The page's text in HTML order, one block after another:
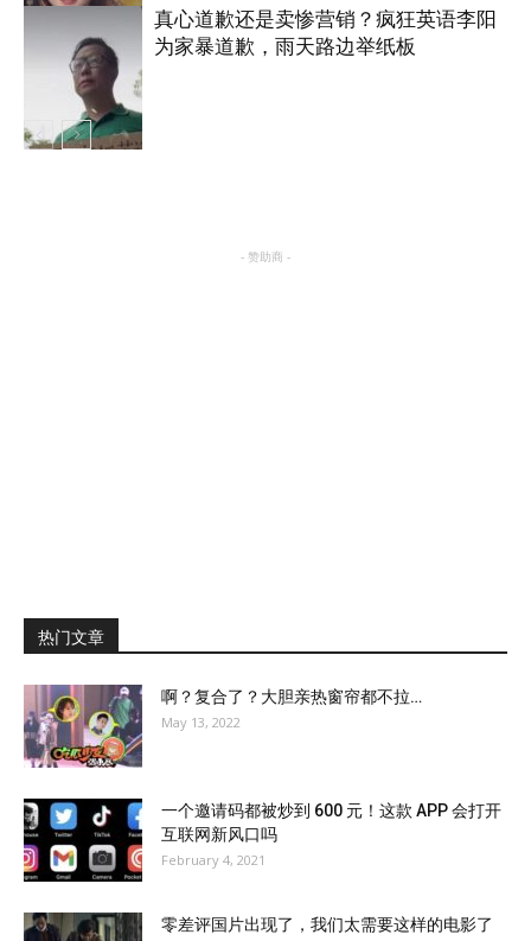
真心道歉还是卖惨营销？疯狂英语李阳
为家暴道歉，雨天路边举纸板
- 赞助商 -
热门文章
啊？复合了？大胆亲热窗帘都不拉…
May 13, 2022
一个邀请码都被炒到 600 元！这款 APP 会打开
互联网新风口吗
February 4, 2021
零差评国片出现了，我们太需要这样的电影了